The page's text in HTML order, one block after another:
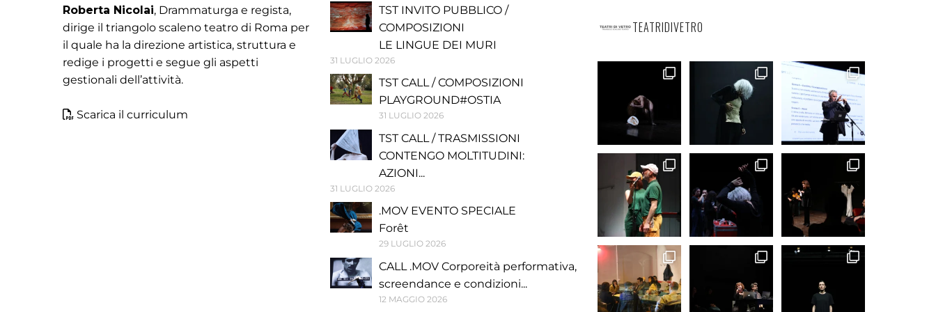
Roberta Nicolai, Drammaturga e regista,
dirige il triangolo scaleno teatro di Roma per
il quale ha la direzione artistica, struttura e
redige i progetti e segue gli aspetti
gestionali dell’attività.
Scarica il curriculum
TST INVITO PUBBLICO /
COMPOSIZIONI
LE LINGUE DEI MURI
31 LUGLIO 2026
TST CALL / COMPOSIZIONI
PLAYGROUND#OSTIA
31 LUGLIO 2026
TST CALL / TRASMISSIONI
CONTENGO MOLTITUDINI:
AZIONI...
31 LUGLIO 2026
.MOV EVENTO SPECIALE
Forêt
29 LUGLIO 2026
CALL .MOV Corporeità performativa,
screendance e condizioni...
12 MAGGIO 2026
TEATRIDIVETRO